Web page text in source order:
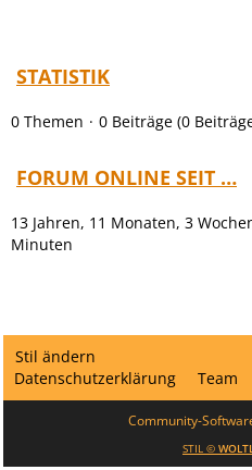
e
STATISTIK
0 Themen 0 Beiträge (0
FORUM ONLINE SEIT …
13 Jahren, 11 Monaten, 3
Minuten
Stil ändern
Datenschutzerklärung
Team
Community-
STIL ©